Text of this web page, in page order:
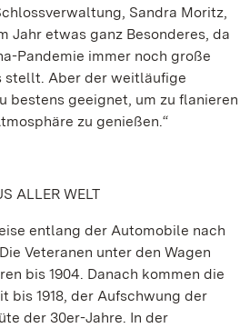
Sandra Moritz,
Jahr etwas ganz Besonderes, da
Pandemie immer noch große
stellt. Aber der weitläufige
bestens geeignet, um zu flanieren
zu genießen.“
ALLER WELT
entlang der Automobile nach
Veteranen unter den Wagen
bis 1904. Danach kommen die
bis 1918, der Aufschwung der
der 30er-Jahre. In der